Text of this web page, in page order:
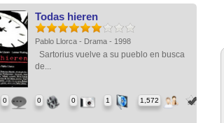
Todas hieren
Pablo Llorca - Drama - 1998
Sartorius vuelve a su pueblo en busca
de...
0 0 0 1 1,572